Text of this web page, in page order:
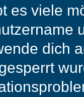
es viele
dich